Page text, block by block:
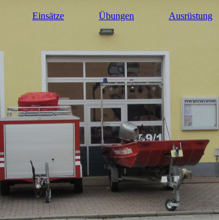
Einsätze Übungen Ausrüstung